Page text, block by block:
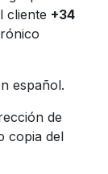
cliente +34
español.
de
copia del